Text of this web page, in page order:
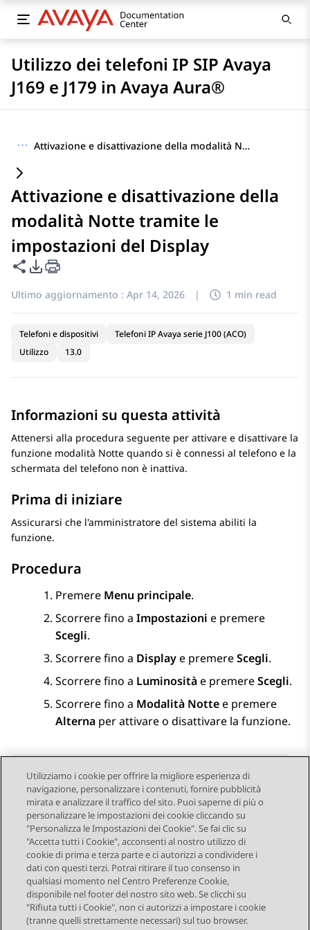
Utilizzo dei telefoni IP SIP Avaya
J169 e J179 in Avaya Aura®
··· Attivazione e disattivazione della modalità Notte tramite le impostazioni del Display
Attivazione e disattivazione della
modalità Notte tramite le
impostazioni del Display
Condividi questa pagina
Opzioni di esportazione PDF
Ultimo aggiornamento : Apr 14, 2026 | 1 min read
Telefoni e dispositivi
Telefoni IP Avaya serie J100 (ACO)
Utilizzo
13.0
Informazioni su questa attività
Attenersi alla procedura seguente per attivare e disattivare la
funzione modalità Notte quando si è connessi al telefono e la
schermata del telefono non è inattiva.
Prima di iniziare
Assicurarsi che l'amministratore del sistema abiliti la
funzione.
Procedura
Premere Menu principale.
Scorrere fino a Impostazioni e premere
Scegli.
Scorrere fino a Displaye premereScegli.
Scorrere fino a Luminositàe premereScegli.
Scorrere fino a Modalità Nottee premere
Alterna per attivare o disattivare la funzione.
Send Feedback
Navigazione argomento
Argomento precedente Argomento successivo
STAY CONNECTED
Utilizziamo i cookie per offrire la migliore esperienza di
navigazione, personalizzare i contenuti, fornire pubblicità
mirata e analizzare il traffico del sito. Puoi saperne di più o
personalizzare le impostazioni dei cookie cliccando su
"Personalizza le Impostazioni dei Cookie". Se fai clic su
"Accetta tutti i Cookie", acconsenti al nostro utilizzo di
cookie di prima e terza parte e ci autorizzi a condividere i
dati con questi terzi. Potrai ritirare il tuo consenso in
qualsiasi momento nel Centro Preferenze Cookie,
disponibile nel footer del nostro sito web. Se clicchi su
"Rifiuta tutti i Cookie", non ci autorizzi a impostare i cookie
(tranne quelli strettamente necessari) sul tuo browser.